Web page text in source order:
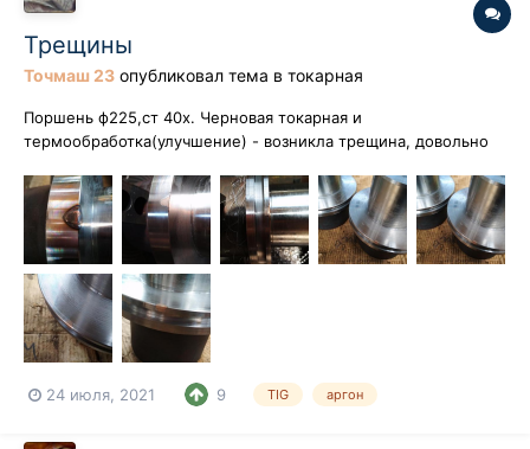
Трещины
Точмаш 23 опубликовал тема в токарная
Поршень ф225,ст 40х. Черновая токарная и
термообработка(улучшение) - возникла трещина, довольно
феншуйную канитель смысла нет - потом не уложимся в
размер( часть чистовой уже выполнена). Сварка без
подогрева мнжкт. Глубина трещины 6-7мм. Разделку при...
24 июля, 2021 9 TIG аргон